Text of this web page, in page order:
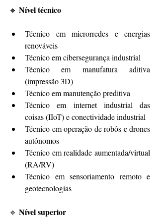
🔹 Nível técnico
Técnico em microrredes e energias
renováveis
Técnico em cibersegurança industrial
Técnico em manufatura aditiva
(impressão 3D)
Técnico em manutenção preditiva
Técnico em internet industrial das
coisas (IIoT) e conectividade industrial
Técnico em operação de robôs e drones
autônomos
Técnico em realidade aumentada/virtual
(RA/RV)
Técnico em sensoriamento remoto e
geotecnologias
🔹 Nível superior